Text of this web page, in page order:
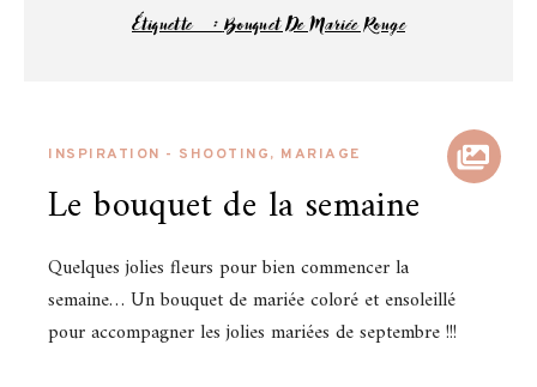
Étiquette :Bouquet De Mariée Rouge
INSPIRATION - SHOOTING, MARIAGE
Le bouquet de la semaine
Quelques jolies fleurs pour bien commencer la
semaine… Un bouquet de mariée coloré et ensoleillé
pour accompagner les jolies mariées de septembre !!!